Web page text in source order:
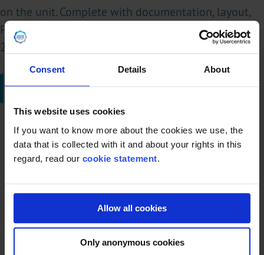
Consent Details About
This website uses cookies
If you want to know more about the cookies we use, the
data that is collected with it and about your rights in this
regard, read our cookie statement.
Allow all cookies
Only anonymous cookies
on the unit. Complete with documentation, layout,
P&ID’s and software. Total dimensions (skid):
260x250x275 (lxwxh) cm - weight: 1.280 kg.
Запросить предложение